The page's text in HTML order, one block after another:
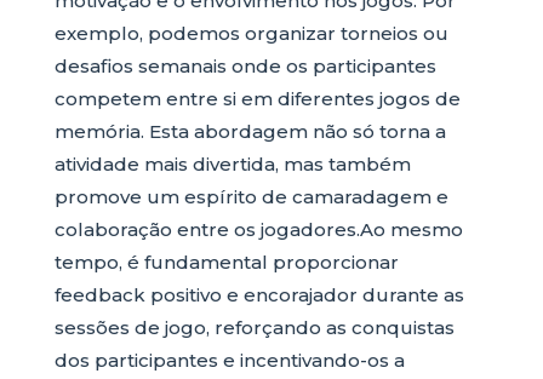
exemplo, podemos organizar torneios ou
desafios semanais onde os participantes
competem entre si em diferentes jogos de
memória. Esta abordagem não só torna a
atividade mais divertida, mas também
promove um espírito de camaradagem e
colaboração entre os jogadores.Ao mesmo
tempo, é fundamental proporcionar
feedback positivo e encorajador durante as
sessões de jogo, reforçando as conquistas
dos participantes e incentivando-os a